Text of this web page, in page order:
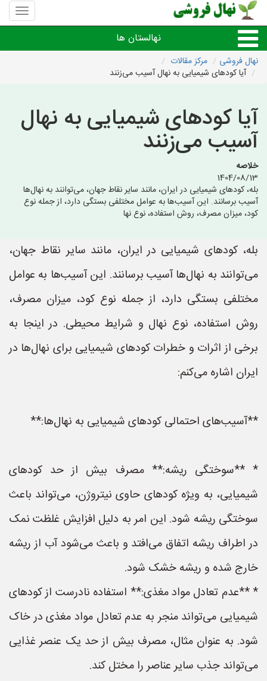
منوی
سایت
فروشی
نهالستان ها
نهال های مثمر،میوه
نهال های زینتی،غیرمثمر
نهال های کمیاب،خاص
نهالستان های شهرها
نهال فروشی
مرکز مقالات
آیا کودهای شیمیایی به نهال آسیب می‌زنند
آیا کودهای شیمیایی به نهال
آسیب می‌زنند
خلاصه
1404/08/13
بله، کودهای شیمیایی در ایران، مانند سایر نقاط جهان، می‌توانند به نهال‌ها
آسیب برسانند. این آسیب‌ها به عوامل مختلفی بستگی دارد، از جمله نوع
کود، میزان مصرف، روش استفاده، نوع نها
بله، کودهای شیمیایی در ایران، مانند سایر نقاط جهان،
می‌توانند به نهال‌ها آسیب برسانند. این آسیب‌ها به عوامل
مختلفی بستگی دارد، از جمله نوع کود، میزان مصرف،
روش استفاده، نوع نهال و شرایط محیطی. در اینجا به
برخی از اثرات و خطرات کودهای شیمیایی برای نهال‌ها در
ایران اشاره می‌کنم:
**آسیب‌های احتمالی کودهای شیمیایی به نهال‌ها:**
* **سوختگی ریشه:** مصرف بیش از حد کودهای
شیمیایی، به ویژه کودهای حاوی نیتروژن، می‌تواند باعث
سوختگی ریشه شود. این امر به دلیل افزایش غلظت نمک
در اطراف ریشه اتفاق می‌افتد و باعث می‌شود آب از ریشه
خارج شده و ریشه خشک شود.
* **عدم تعادل مواد مغذی:** استفاده نادرست از کودهای
شیمیایی می‌تواند منجر به عدم تعادل مواد مغذی در خاک
شود. به عنوان مثال، مصرف بیش از حد یک عنصر غذایی
می‌تواند جذب سایر عناصر را مختل کند.